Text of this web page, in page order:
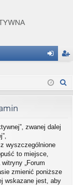
og
ę
ej
zwanej dalej
wyszczególnione
to miejsce,
„Forum
zmienić poniższe
wskazane jest, aby